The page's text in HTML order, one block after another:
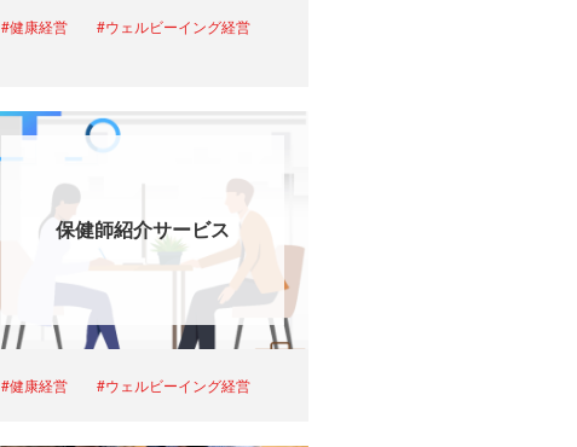
#健康経営 #ウェルビーイング経営
保健師紹介サービス
#健康経営 #ウェルビーイング経営